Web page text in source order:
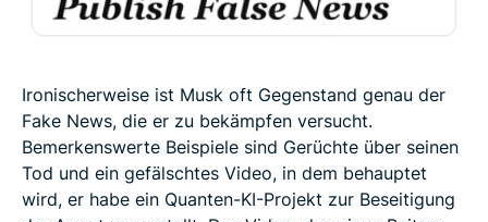
Ironischerweise ist Musk oft Gegenstand genau der
Fake News, die er zu bekämpfen versucht.
Bemerkenswerte Beispiele sind Gerüchte über seinen
Tod und ein gefälschtes Video, in dem behauptet
wird, er habe ein Quanten-KI-Projekt zur Beseitigung